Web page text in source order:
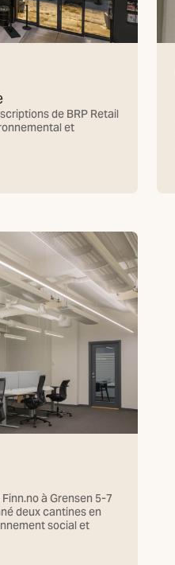
de BRP Retail
et
à Grensen 5-7
deux cantines en
social et